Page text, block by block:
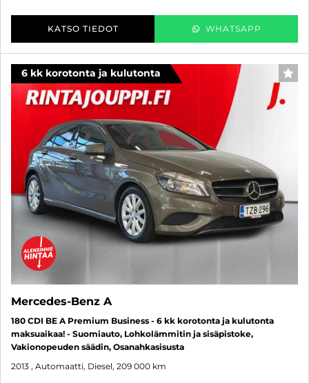
KATSO TIEDOT WHATSAPP
6 kk korotonta ja kulutonta
Mercedes-Benz A
180 CDI BE A Premium Business - 6 kk korotonta ja kulutonta
maksuaikaa! - Suomiauto, Lohkolämmitin ja sisäpistoke,
Vakionopeuden säädin, Osanahkasisusta
2013 , Automaatti, Diesel, 209 000 km